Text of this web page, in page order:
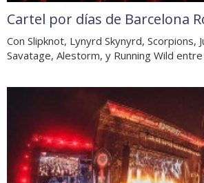
Cartel por días de Barcelona
Con Slipknot, Lynyrd Skynyrd, Scorpions,
Savatage, Alestorm, y Running Wild